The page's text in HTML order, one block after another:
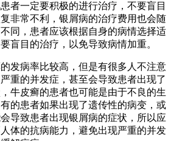
者一定要积极的进行治疗，不要盲目
非常不利，银屑病的治疗费用也会随
同，患者应该根据自身的病情选择适
盲目的治疗，以免导致病情加重。
发病率比较高，但是有很多人不注意
重的并发症，甚至会导致患者出现了
牛皮癣的患者也可能是由于不良的生
的患者如果出现了遗传性的病变，或
导致患者出现银屑病的症状，所以应
体的抗病能力，避免出现严重的并发